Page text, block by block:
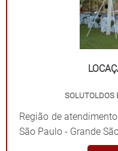
SOLUTOLDOS
Região de
São Paulo - Grande